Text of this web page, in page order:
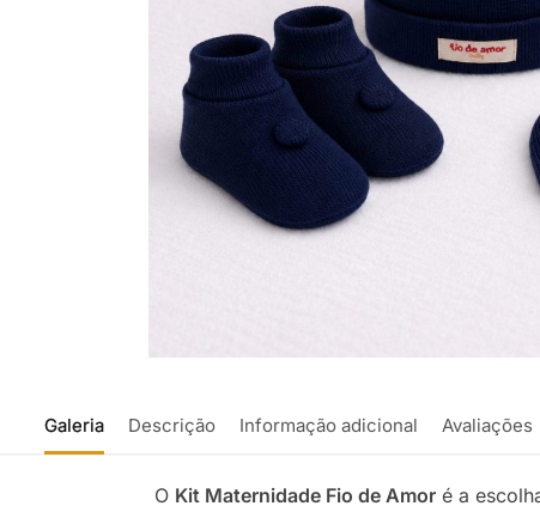
Galeria Descrição Informação adicional Avaliações
O Kit Maternidade Fio de Amoré a